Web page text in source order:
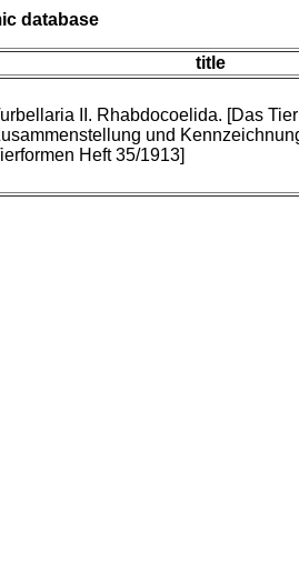
database
title
II. Rhabdocoelida. [Das
und
Heft 35/1913]